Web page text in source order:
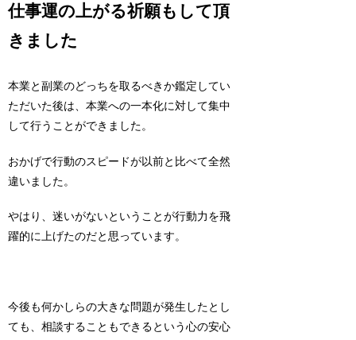
仕事運の上がる祈願もして頂
きました
本業と副業のどっちを取るべきか鑑定してい
ただいた後は、本業への一本化に対して集中
して行うことができました。
おかげで行動のスピードが以前と比べて全然
違いました。
やはり、迷いがないということが行動力を飛
躍的に上げたのだと思っています。
今後も何かしらの大きな問題が発生したとし
ても、相談することもできるという心の安心